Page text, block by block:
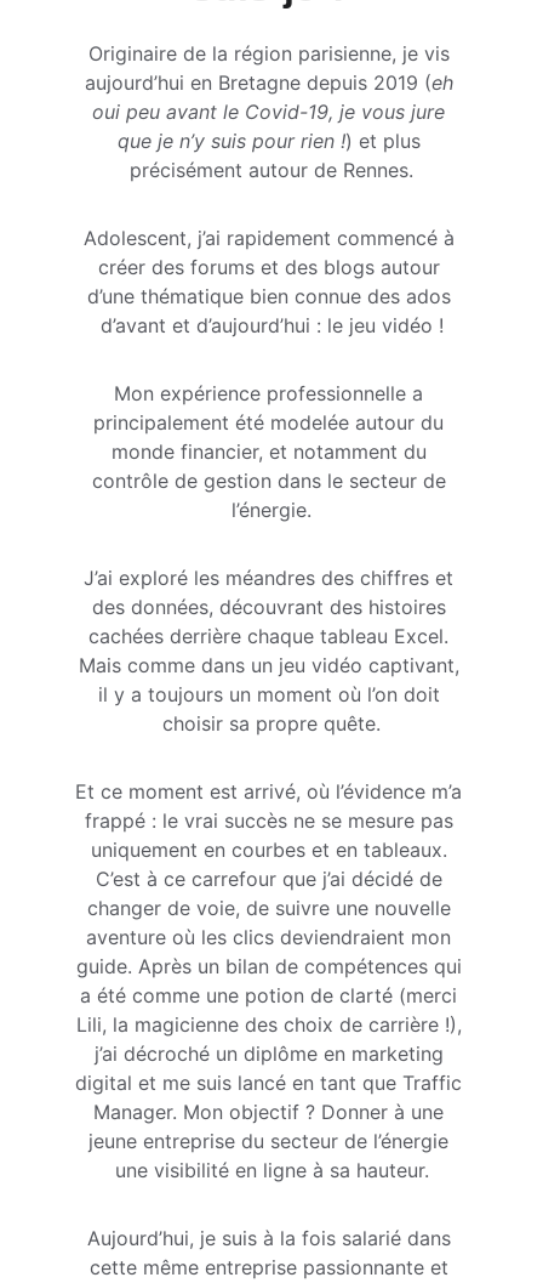
Originaire de la région parisienne, je vis
aujourd’hui en Bretagne depuis 2019 (eh
oui peu avant le Covid-19, je vous jure
que je n’y suis pour rien !) et plus
précisément autour de Rennes.
Adolescent, j’ai rapidement commencé à
créer des forums et des blogs autour
d’une thématique bien connue des ados
d’avant et d’aujourd’hui : le jeu vidéo !
Mon expérience professionnelle a
principalement été modelée autour du
monde financier, et notamment du
contrôle de gestion dans le secteur de
l’énergie.
J’ai exploré les méandres des chiffres et
des données, découvrant des histoires
cachées derrière chaque tableau Excel.
Mais comme dans un jeu vidéo captivant,
il y a toujours un moment où l’on doit
choisir sa propre quête.
Et ce moment est arrivé, où l’évidence m’a
frappé : le vrai succès ne se mesure pas
uniquement en courbes et en tableaux.
C’est à ce carrefour que j’ai décidé de
changer de voie, de suivre une nouvelle
aventure où les clics deviendraient mon
guide. Après un bilan de compétences qui
a été comme une potion de clarté (merci
Lili, la magicienne des choix de carrière !),
j’ai décroché un diplôme en marketing
digital et me suis lancé en tant que Traffic
Manager. Mon objectif ? Donner à une
jeune entreprise du secteur de l’énergie
une visibilité en ligne à sa hauteur.
Aujourd’hui, je suis à la fois salarié dans
cette même entreprise passionnante et